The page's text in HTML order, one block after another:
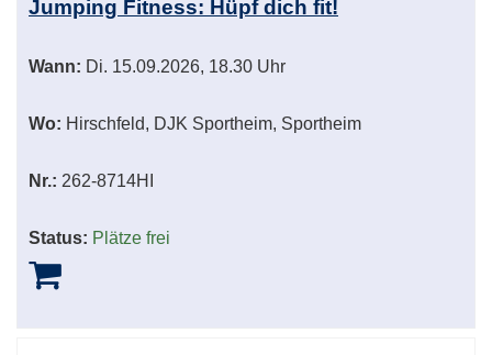
Jumping Fitness: Hüpf dich fit!
Wann: Di. 15.09.2026, 18.30 Uhr
Wo: Hirschfeld, DJK Sportheim, Sportheim
Nr.: 262-8714HI
Status: Plätze frei